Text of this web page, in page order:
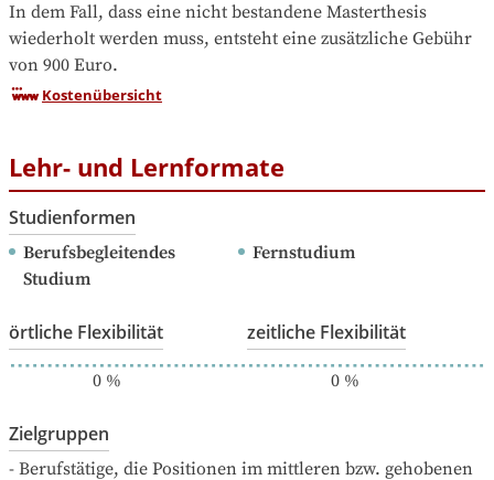
In dem Fall, dass eine nicht bestandene Masterthesis
wiederholt werden muss, entsteht eine zusätzliche Gebühr
von 900 Euro.
Kostenübersicht
Lehr- und Lernformate
Studienformen
Berufsbegleitendes
Studium
Fernstudium
örtliche Flexibilität
0%
zeitliche Flexibilität
0%
Zielgruppen
- Berufstätige, die Positionen im mittleren bzw. gehobenen